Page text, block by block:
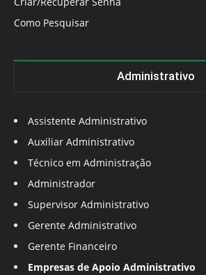
Como Pesquisar
Administrativo
Assistente Administrativo
Auxiliar Administrativo
Técnico em Administração
Administrador
Supervisor Administrativo
Gerente Administrativo
Gerente Financeiro
Empresas de Apoio Administrativo